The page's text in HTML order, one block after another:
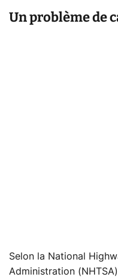
Un problème de
Selon la National
Administration